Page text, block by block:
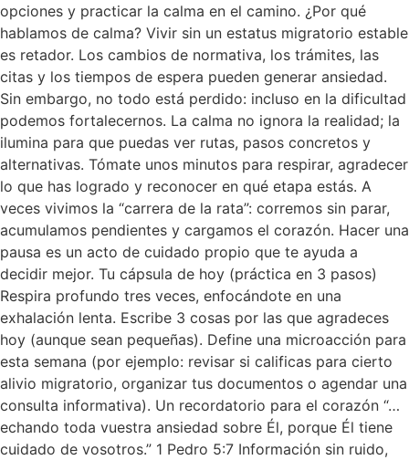
opciones y practicar la calma en el camino. ¿Por qué
hablamos de calma? Vivir sin un estatus migratorio estable
es retador. Los cambios de normativa, los trámites, las
citas y los tiempos de espera pueden generar ansiedad.
Sin embargo, no todo está perdido: incluso en la dificultad
podemos fortalecernos. La calma no ignora la realidad; la
ilumina para que puedas ver rutas, pasos concretos y
alternativas. Tómate unos minutos para respirar, agradecer
lo que has logrado y reconocer en qué etapa estás. A
veces vivimos la “carrera de la rata”: corremos sin parar,
acumulamos pendientes y cargamos el corazón. Hacer una
pausa es un acto de cuidado propio que te ayuda a
decidir mejor. Tu cápsula de hoy (práctica en 3 pasos)
Respira profundo tres veces, enfocándote en una
exhalación lenta. Escribe 3 cosas por las que agradeces
hoy (aunque sean pequeñas). Define una microacción para
esta semana (por ejemplo: revisar si calificas para cierto
alivio migratorio, organizar tus documentos o agendar una
consulta informativa). Un recordatorio para el corazón “…
echando toda vuestra ansiedad sobre Él, porque Él tiene
cuidado de vosotros.” 1 Pedro 5:7 Información sin ruido,